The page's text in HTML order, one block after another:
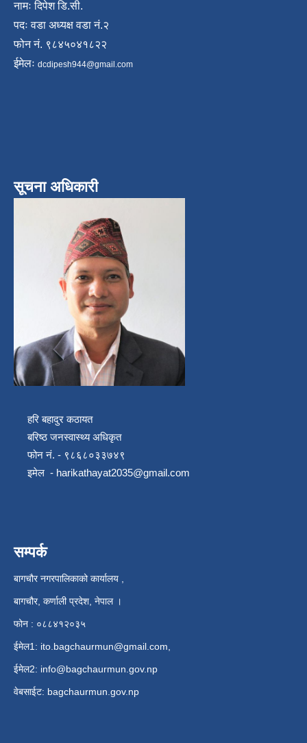
नामः दिपेश डि.सी.
पदः वडा अध्यक्ष वडा नं.२
फोन नं. ९८४५०४१८२२
ईमेलः dcdipesh944@gmail.com
सूचना अधिकारी
हरि बहादुर कठायत
बरिष्ठ जनस्वास्थ्य अधिकृत
फोन नं. - ९८६८०३३७४९
इमेल - harikathayat2035@gmail.com
सम्पर्क
बागचौर नगरपालिकाको कार्यालय ,
बागचौर, कर्णाली प्रदेश, नेपाल ।
फोन : ०८८४१२०३५
ईमेल1: ito.bagchaurmun@gmail.com
ईमेल2: info@bagchaurmun.gov.np
वे‍बसाईट: bagchaurmun.gov.np